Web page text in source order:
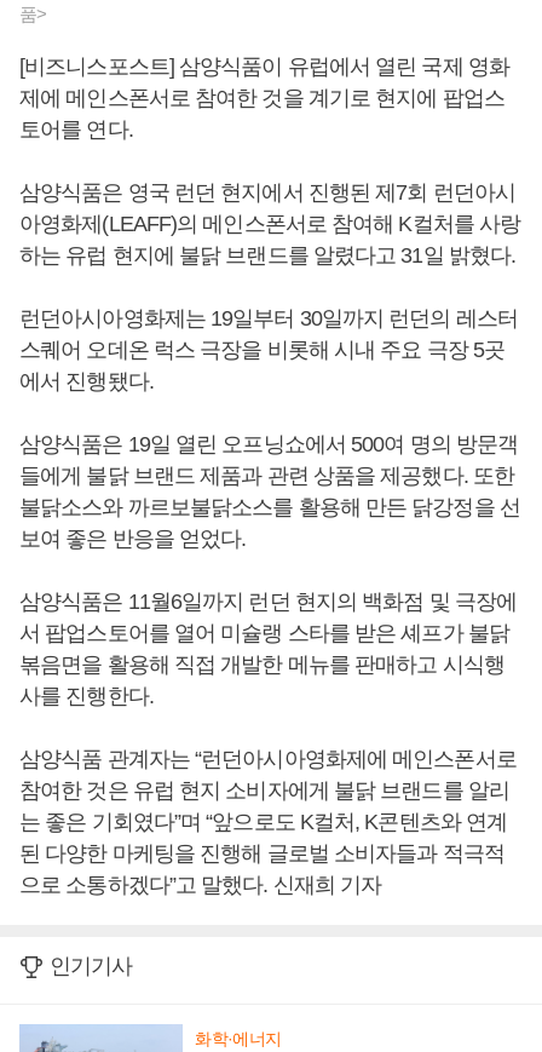
품>
[비즈니스포스트] 삼양식품이 유럽에서 열린 국제 영화
제에 메인스폰서로 참여한 것을 계기로 현지에 팝업스
토어를 연다.
삼양식품은 영국 런던 현지에서 진행된 제7회 런던아시
아영화제(LEAFF)의 메인스폰서로 참여해 K컬처를 사랑
하는 유럽 현지에 불닭 브랜드를 알렸다고 31일 밝혔다.
런던아시아영화제는 19일부터 30일까지 런던의 레스터
스퀘어 오데온 럭스 극장을 비롯해 시내 주요 극장 5곳
에서 진행됐다.
삼양식품은 19일 열린 오프닝쇼에서 500여 명의 방문객
들에게 불닭 브랜드 제품과 관련 상품을 제공했다. 또한
불닭소스와 까르보불닭소스를 활용해 만든 닭강정을 선
보여 좋은 반응을 얻었다.
삼양식품은 11월6일까지 런던 현지의 백화점 및 극장에
서 팝업스토어를 열어 미슐랭 스타를 받은 셰프가 불닭
볶음면을 활용해 직접 개발한 메뉴를 판매하고 시식행
사를 진행한다.
삼양식품 관계자는 “런던아시아영화제에 메인스폰서로
참여한 것은 유럽 현지 소비자에게 불닭 브랜드를 알리
는 좋은 기회였다”며 “앞으로도 K컬처, K콘텐츠와 연계
된 다양한 마케팅을 진행해 글로벌 소비자들과 적극적
으로 소통하겠다”고 말했다. 신재희 기자
인기기사
화학·에너지